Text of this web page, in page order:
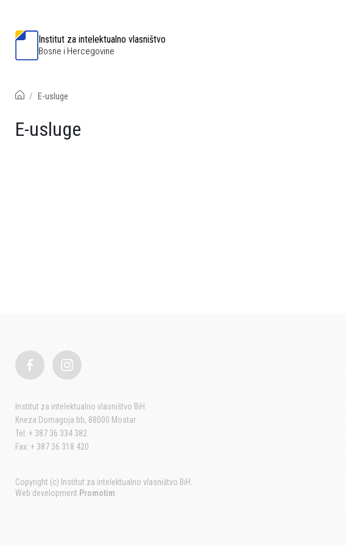
Institut za intelektualno vlasništvo
Bosne i Hercegovine
E-usluge
E-usluge
Institut za intelektualno vlasništvo BiH
Kneza Domagoja bb, 88000 Mostar
Tel: + 387 36 334 382
Fax: + 387 36 318 420
Copyright (c) Institut za intelektualno vlasništvo BiH.
Web development Promotim